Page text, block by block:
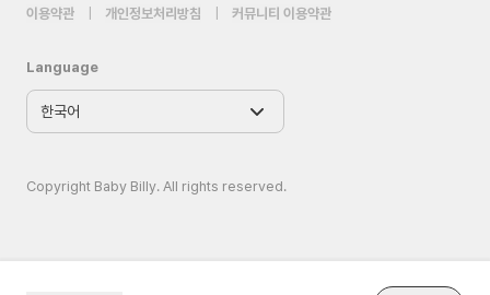
이용약관 개인정보처리방침 커뮤니티 이용약관
Language
Copyright Baby Billy. All rights reserved.